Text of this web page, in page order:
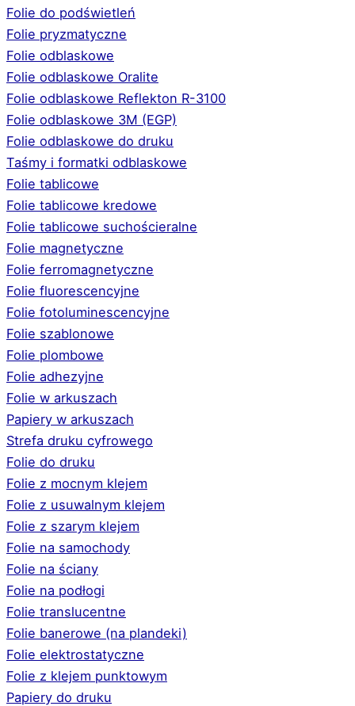
Folie do podświetleń
Folie pryzmatyczne
Folie odblaskowe
Folie odblaskowe Oralite
Folie odblaskowe Reflekton R-3100
Folie odblaskowe 3M (EGP)
Folie odblaskowe do druku
Taśmy i formatki odblaskowe
Folie tablicowe
Folie tablicowe kredowe
Folie tablicowe suchościeralne
Folie magnetyczne
Folie ferromagnetyczne
Folie fluorescencyjne
Folie fotoluminescencyjne
Folie szablonowe
Folie plombowe
Folie adhezyjne
Folie w arkuszach
Papiery w arkuszach
Strefa druku cyfrowego
Folie do druku
Folie z mocnym klejem
Folie z usuwalnym klejem
Folie z szarym klejem
Folie na samochody
Folie na ściany
Folie na podłogi
Folie translucentne
Folie banerowe (na plandeki)
Folie elektrostatyczne
Folie z klejem punktowym
Papiery do druku